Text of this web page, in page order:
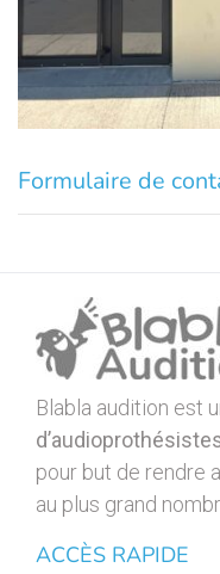
Formulaire de
Blabla audition est
pour but de rendre
au plus grand
ACCÈS RAPIDE